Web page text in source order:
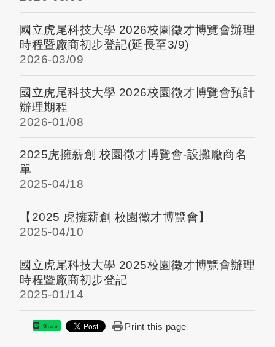
國立虎尾科技大學 2026校園徵才博覽會辦理
時程暨廠商初步登記(延長至3/9)
2026-03/09
國立虎尾科技大學 2026校園徵才博覽會預計
辦理期程
2026-01/08
2025虎擁薪創 校園徵才博覽會-設攤廠商名
單
2025-04/18
【2025 虎擁薪創 校園徵才博覽會】
2025-04/10
國立虎尾科技大學 2025校園徵才博覽會辦理
時程暨廠商初步登記
2025-01/14
Share Print this page